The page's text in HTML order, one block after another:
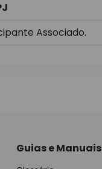
Associado.
Guias e Manuais